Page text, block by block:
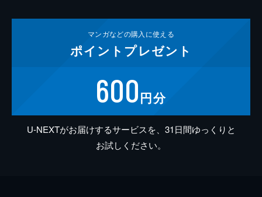
マンガなどの購入に使える
ポイント プレゼント
600円分
U-NEXTがお届けするサービスを、31日間ゆっくりと
お試しください。